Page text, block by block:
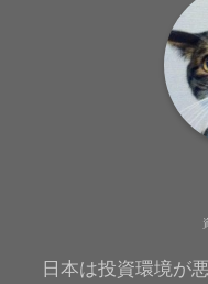
日本は投資環境が